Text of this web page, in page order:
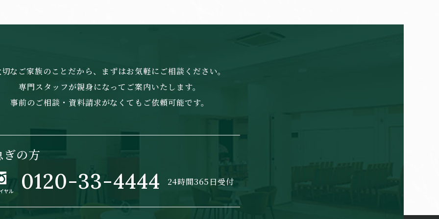
なご家族のことだから、まずはお気軽にご相談ください。
専門スタッフが親身になってご案内いたします。
事前のご相談・資料請求がなくてもご依頼可能です。
の方
0120-33-4444 24時間365日受付